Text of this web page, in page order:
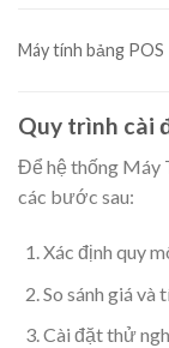
Máy tính bảng POS
Quy trình cài
Để hệ thống Máy
các bước sau:
Xác định quy
So sánh giá và
Cài đặt thử